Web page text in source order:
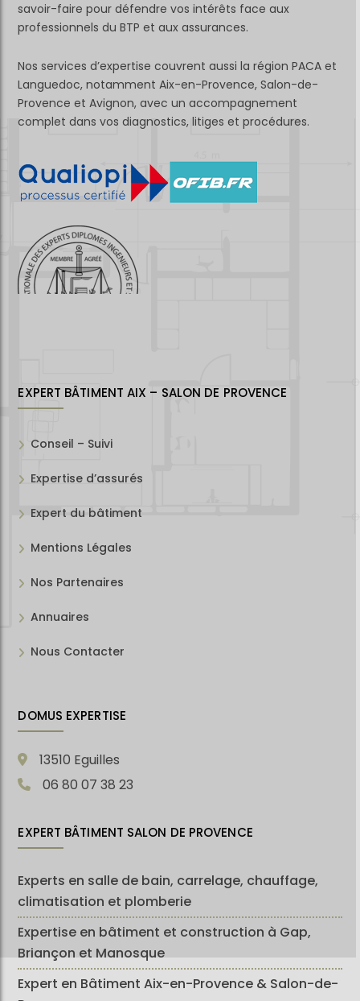
savoir-faire pour défendre vos intérêts face aux
professionnels du BTP et aux assurances.
Nos services d’expertise couvrent aussi la région PACA et
Languedoc, notamment Aix-en-Provence, Salon-de-
Provence et Avignon, avec un accompagnement
complet dans vos diagnostics, litiges et procédures.
EXPERT BÂTIMENT AIX – SALON DE PROVENCE
Conseil – Suivi
Expertise d’assurés
Expert du bâtiment
Mentions Légales
Nos Partenaires
Annuaires
Nous Contacter
DOMUS EXPERTISE
13510 Eguilles
06 80 07 38 23
EXPERT BÂTIMENT SALON DE PROVENCE
Experts en salle de bain, carrelage, chauffage,
climatisation et plomberie
Expertise en bâtiment et construction à Gap,
Briançon et Manosque
Expert en Bâtiment Aix-en-Provence & Salon-de-